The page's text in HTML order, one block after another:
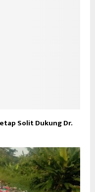
Solit Dukung Dr.